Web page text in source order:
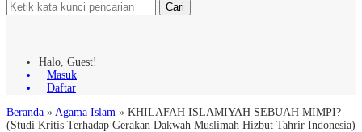
Cari
Halo, Guest!
Masuk
Daftar
Beranda » Agama Islam » KHILAFAH ISLAMIYAH SEBUAH MIMPI?
(Studi Kritis Terhadap Gerakan Dakwah Muslimah Hizbut Tahrir Indonesia)